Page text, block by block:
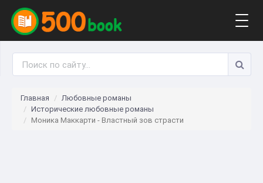
Главная
Любовные романы
Исторические любовные романы
Моника Маккарти - Властный зов страсти